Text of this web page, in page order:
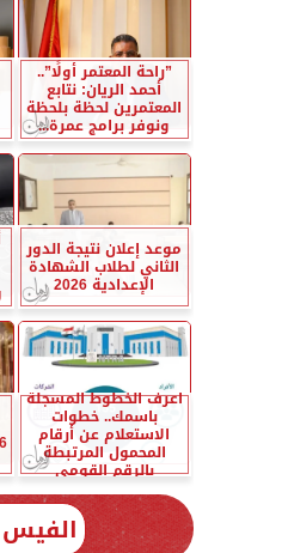
”راحة المعتمر أولًا”..
أحمد الريان: نتابع
المعتمرين لحظة بلحظة
ونوفر برامج عمرة...
موعد إعلان نتيجة الدور
الثاني لطلاب الشهادة
الإعدادية 2026
اعرف الخطوط المسجلة
باسمك.. خطوات
الاستعلام عن أرقام
المحمول المرتبطة
بالرقم القومي